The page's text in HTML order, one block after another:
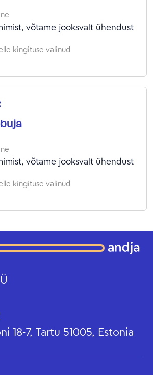
võtame jooksvalt ühendust
kingituse valinud
võtame jooksvalt ühendust
kingituse valinud
18-7, Tartu 51005, Estonia